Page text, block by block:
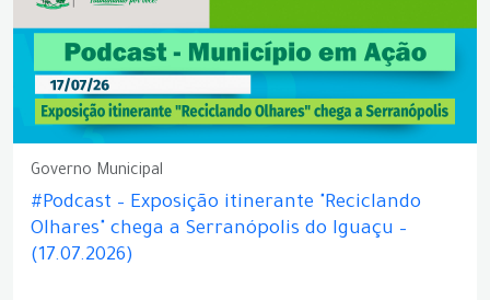
Governo Municipal
#Podcast – Exposição itinerante "Reciclando
Olhares" chega a Serranópolis do Iguaçu –
(17.07.2026)